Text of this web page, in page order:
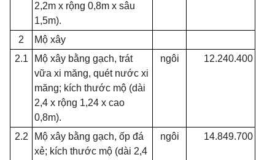
2,2m x rộng 0,8m x sâu
1,5m).
2
Mộ xây
2.1
Mộ xây bằng gạch, trát
vữa xi măng, quét nước xi
măng; kích thước mộ (dài
2,4 x rộng 1,24 x cao
0,8m).
ngôi 12.240.400
2.2
Mộ xây bằng gạch, ốp đá
xẻ; kích thước mộ (dài 2,4
ngôi 14.849.700